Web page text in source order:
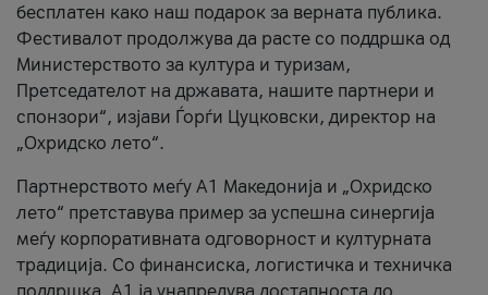
бесплатен како наш подарок за верната публика.
Фестивалот продолжува да расте со поддршка од
Министерството за култура и туризам,
Претседателот на државата, нашите партнери и
спонзори“, изјави Ѓорѓи Цуцковски, директор на
„Охридско лето“.
Партнерството меѓу A1 Македонија и „Охридско
лето“ претставува пример за успешна синергија
меѓу корпоративната одговорност и културната
традиција. Со финансиска, логистичка и техничка
поддршка, A1 ја унапредува достапноста до